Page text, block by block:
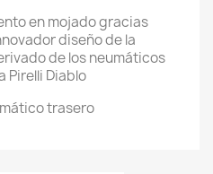
en mojado gracias
diseño de la
de los neumáticos
Pirelli Diablo
trasero